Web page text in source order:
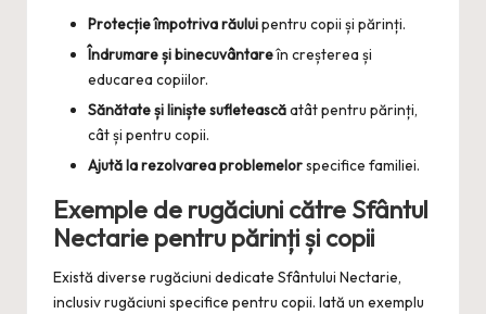
Protecție împotriva răuluipentru copii și părinți.
Îndrumare și binecuvântareîn creșterea și
educarea copiilor.
Sănătate și liniște sufleteascăatât pentru părinți,
cât și pentru copii.
Ajută la rezolvarea problemelorspecifice familiei.
Exemple de rugăciuni către Sfântul
Nectarie pentru părinți și copii
Există diverse rugăciuni dedicate Sfântului Nectarie,
inclusiv rugăciuni specifice pentru copii. Iată un exemplu